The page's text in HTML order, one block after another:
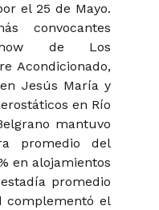
el 25 de Mayo.
convocantes
de Los
Acondicionado,
Jesús María y
en Río
mantuvo
promedio del
en alojamientos
promedio
complementó el